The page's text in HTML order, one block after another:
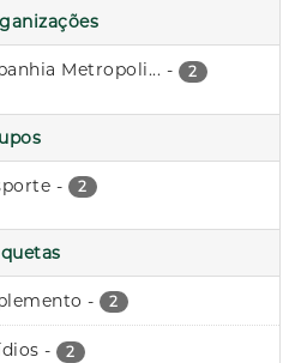
Metropoli... - 2
- 2
- 2
- 2